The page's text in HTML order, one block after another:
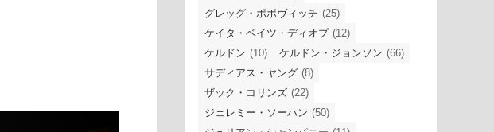
グレッグ・ポポヴィッチ (25)
ケイタ・ベイツ・ディオプ (12)
ケルドン (10) ケルドン・ジョンソン (66)
サディアス・ヤング (8)
ザック・コリンズ (22)
ジェレミー・ソーハン (50)